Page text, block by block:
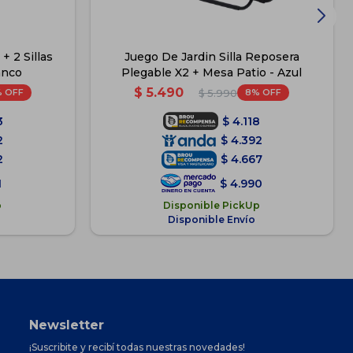
2 Sillas
Juego De Jardin Silla Reposera
Plegable X2 + Mesa Patio - Azul
$ 5.490 $ 5.990 8
$ 4.118
$ 4.392
$ 4.667
$ 4.990
Disponible PickUp
Disponible Envío
Newsletter
¡Suscribite y recibí todas nuestras novedades!